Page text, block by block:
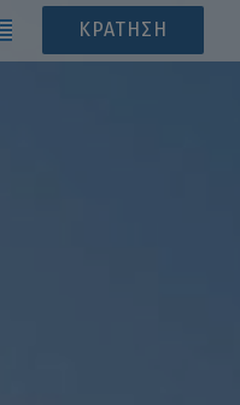
ΚΡΆΤΗΣΗ